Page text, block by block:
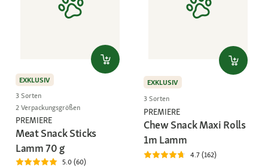
EXKLUSIV
3 Sorten
2 Verpackungsgrößen
PREMIERE
Meat Snack Sticks
Lamm 70 g
5.0 (60)
EXKLUSIV
3 Sorten
PREMIERE
Chew Snack Maxi Rolls
1m Lamm
4.7 (162)